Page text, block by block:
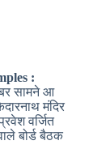
:
सामने आ
मंदिर
वर्जित
बोर्ड बैठक